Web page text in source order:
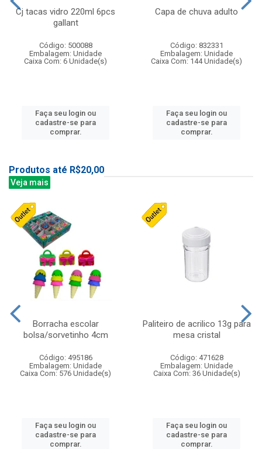
Cj tacas vidro 220ml 6pcs
gallant
Código: 500088
Embalagem: Unidade
Caixa Com: 6 Unidade(s)
Faça seu login ou
cadastre-se para
comprar.
Capa de chuva adulto
Código: 832331
Embalagem: Unidade
Caixa Com: 144 Unidade(s)
Faça seu login ou
cadastre-se para
comprar.
Produtos até R$20,00
Veja mais
Borracha escolar
bolsa/sorvetinho 4cm
Código: 495186
Embalagem: Unidade
Caixa Com: 576 Unidade(s)
Faça seu login ou
cadastre-se para
comprar.
Paliteiro de acrilico 13g para
mesa cristal
Código: 471628
Embalagem: Unidade
Caixa Com: 36 Unidade(s)
Faça seu login ou
cadastre-se para
comprar.